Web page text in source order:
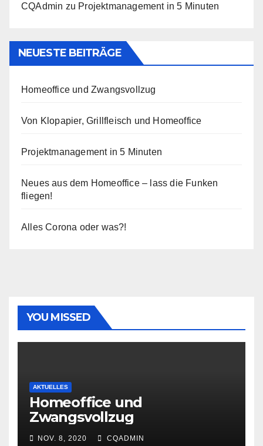
CQAdmin zu Projektmanagement in 5 Minuten
NEUESTE BEITRÄGE
Homeoffice und Zwangsvollzug
Von Klopapier, Grillfleisch und Homeoffice
Projektmanagement in 5 Minuten
Neues aus dem Homeoffice – lass die Funken
fliegen!
Alles Corona oder was?!
YOU MISSED
AKTUELLES
Homeoffice und
Zwangsvollzug
NOV. 8, 2020 CQADMIN